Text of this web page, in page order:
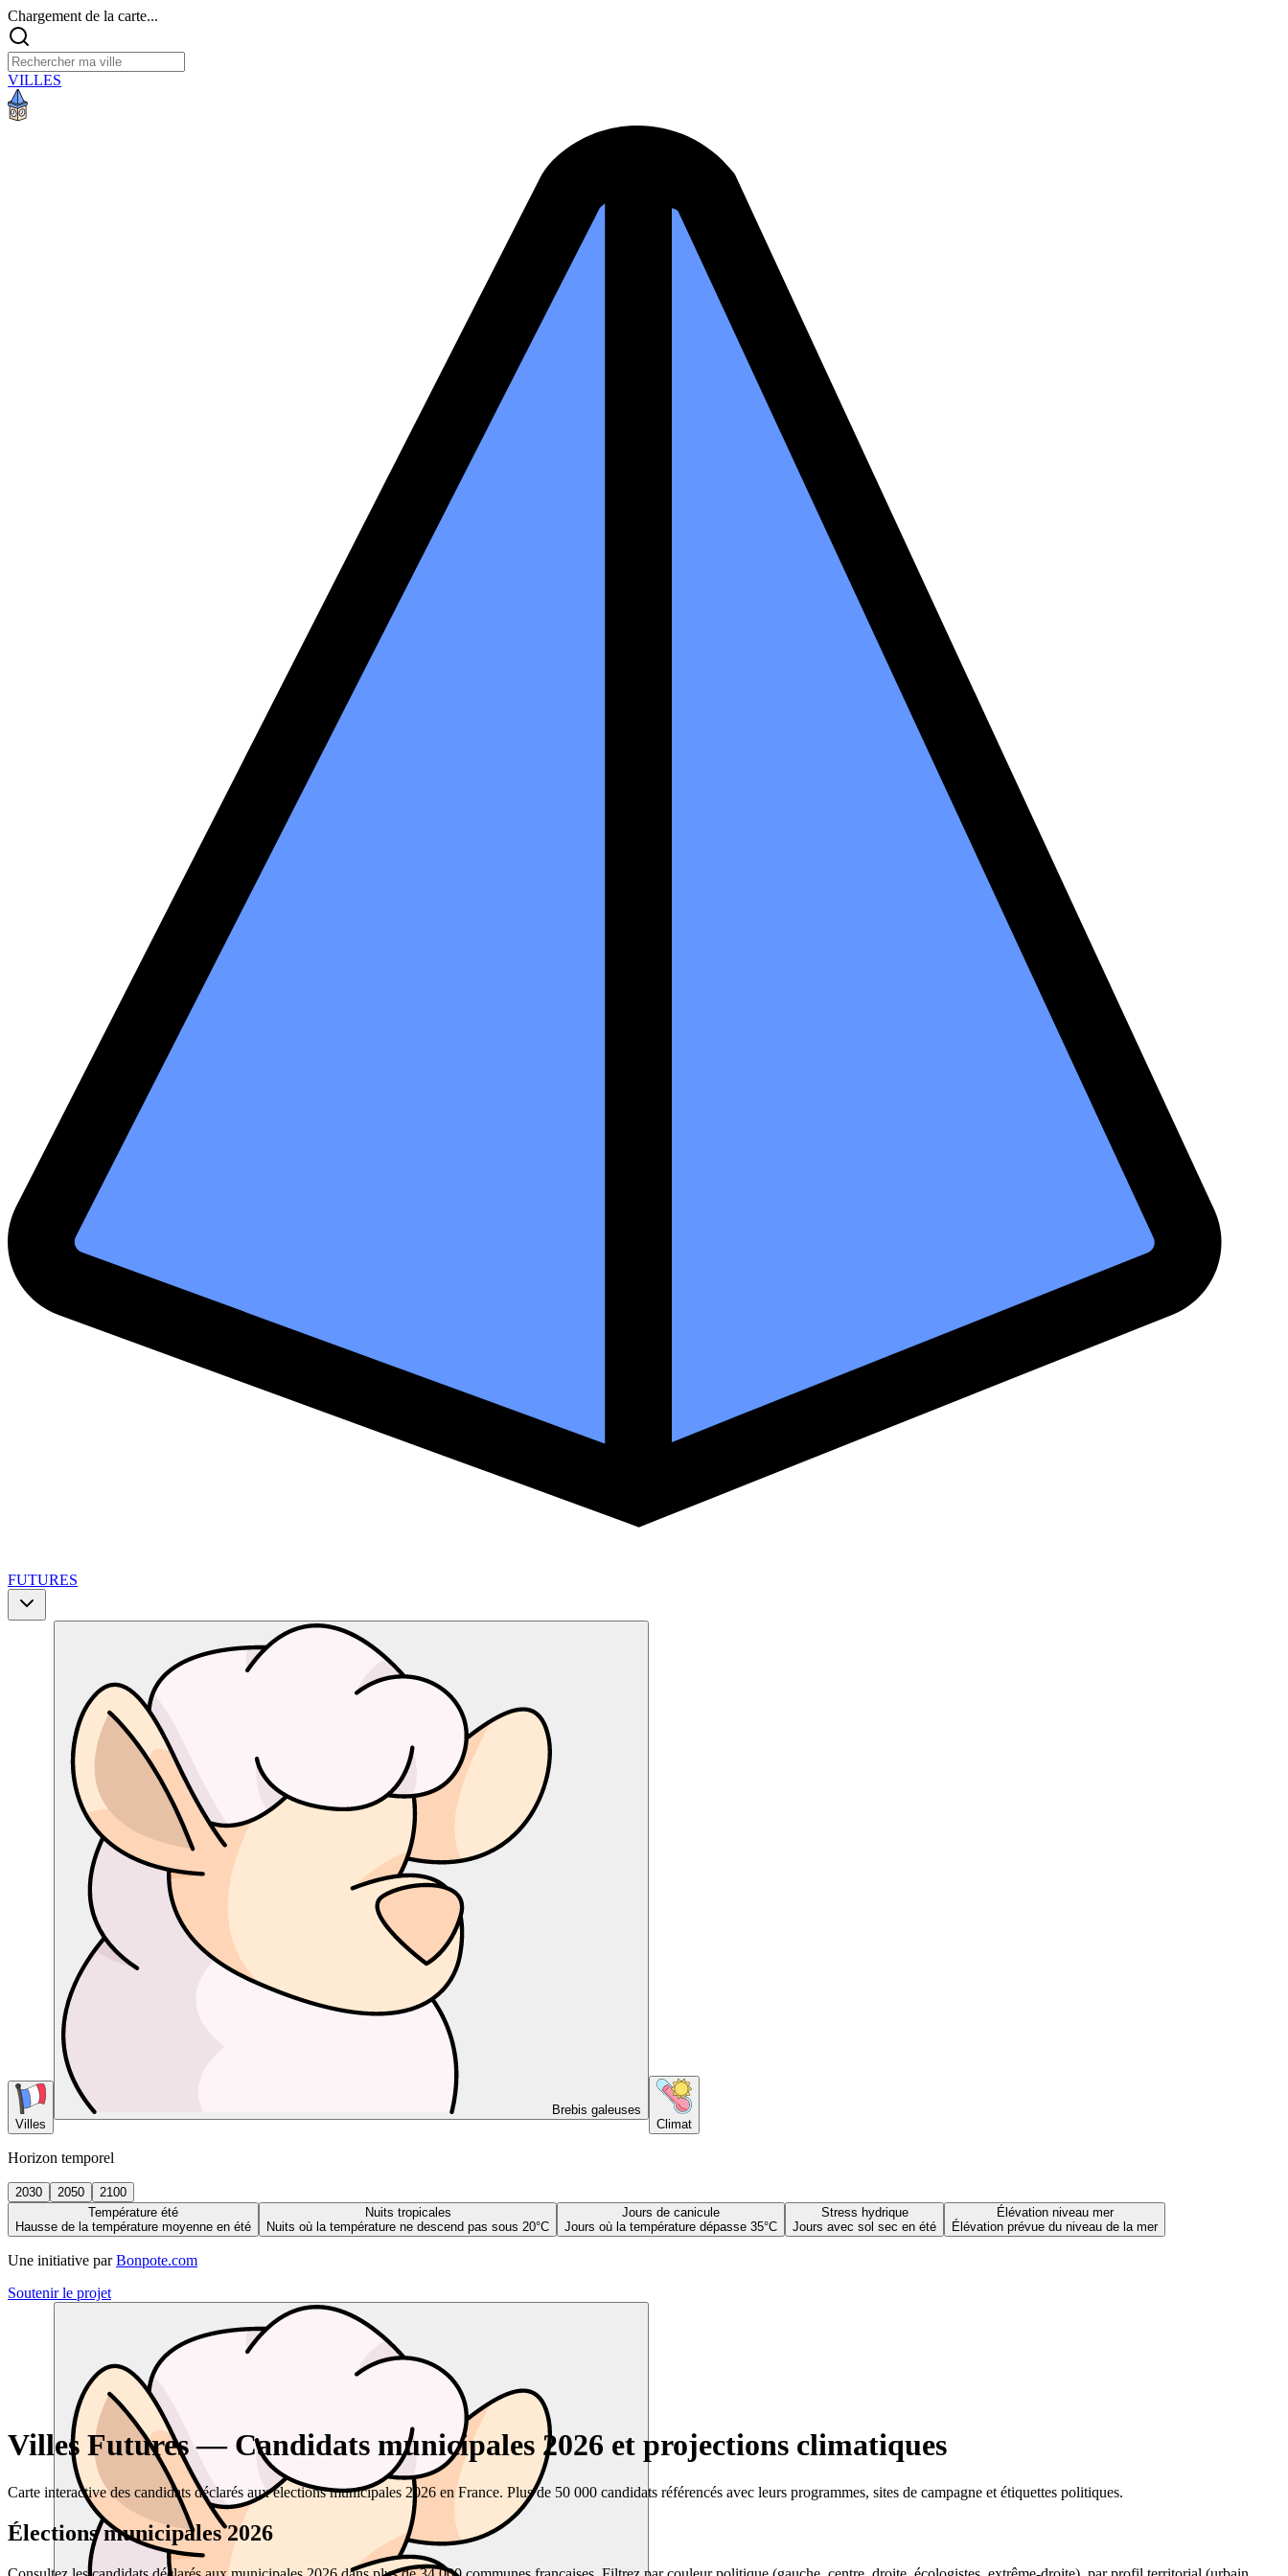
Chargement de la carte...
VILLES
FUTURES
Villes
Brebis galeuses
Climat
Horizon temporel
2030 2050
2100
Température été
Hausse de la température moyenne en été
Nuits tropicales
Nuits où la température ne descend pas sous 20°C
Jours de canicule
Jours où la température dépasse 35°C
Stress hydrique
Jours avec sol sec en été
Élévation niveau mer
Élévation prévue du niveau de la mer
Une initiative par Bonpote.com
Soutenir le projet
Villes Futures — Candidats municipales 2026 et projections climatiques
Carte interactive des candidats déclarés aux élections municipales 2026 en France. Plus de 50 000 candidats référencés avec leurs programmes, sites de campagne et étiquettes politiques.
Élections municipales 2026